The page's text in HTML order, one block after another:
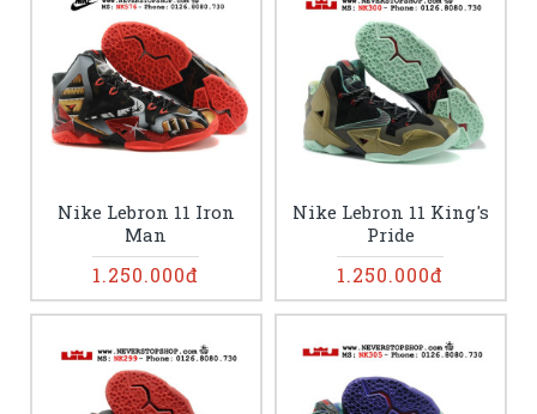
Nike Lebron 11 Iron
Man
1.250.000đ
Nike Lebron 11 King's
Pride
1.250.000đ